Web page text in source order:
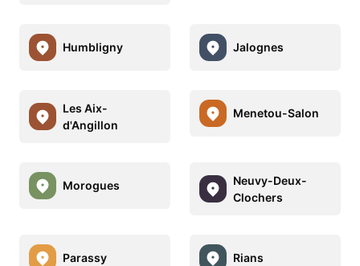
Humbligny Jalognes
Les Aix-
d'Angillon
Menetou-Salon
Morogues
Neuvy-Deux-
Clochers
Parassy Rians